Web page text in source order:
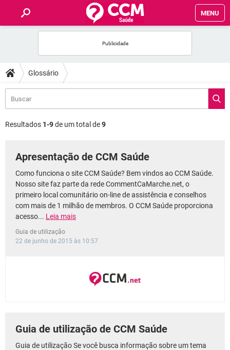
MENU
FÓRUM
SAÚDE
BEM-ESTAR
SEXUALIDADE
GLOSSÁRIO
Glossário
Resultados 1-9de um total de9
Apresentação de CCM Saúde
Como funciona o site CCM Saúde? Bem vindos ao CCM Saúde.
Nosso site faz parte da rede CommentCaMarche.net, o
primeiro local comunitário on-line de assistência e conselhos
com mais de 1 milhão de membros. O CCM Saúde proporciona
acesso... Leia mais
Guia de utilização
22 de junho de 2015 às 10:57
Guia de utilização de CCM Saúde
Guia de utilização Se você busca informação sobre um tema